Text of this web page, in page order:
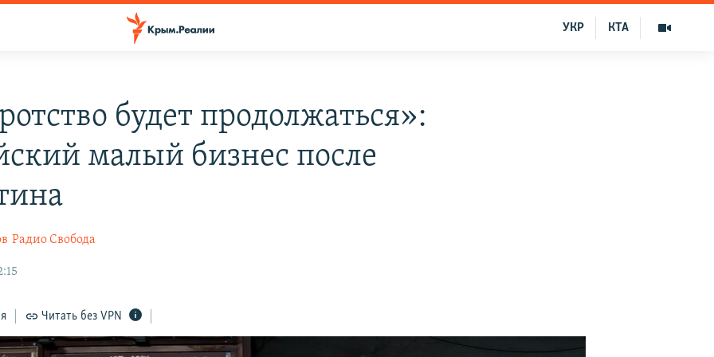
КТА
УКР
будет продолжаться»:
малый бизнес после
Радио Свобода
Читать без VPN